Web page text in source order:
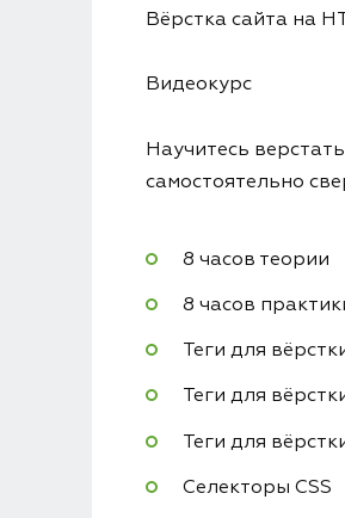
Вёрстка сайта на
Видеокурс
Научитесь
самостоятельно
8 часов теории
8 часов
Теги для
Теги для
Теги для
Селекторы CSS